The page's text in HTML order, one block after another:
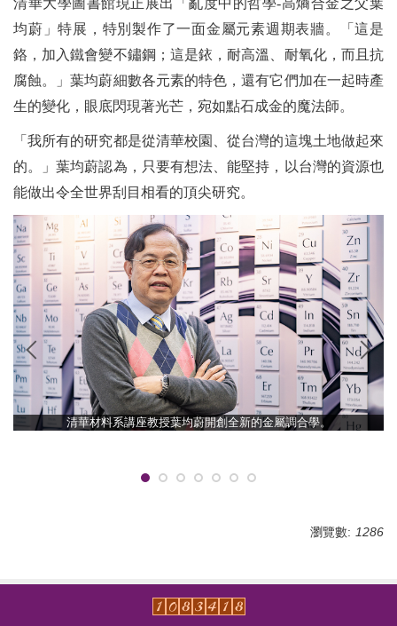
均蔚」特展，特別製作了一面金屬元素週期表牆。「這是
鉻，加入鐵會變不鏽鋼；這是銥，耐高溫、耐氧化，而且抗
腐蝕。」葉均蔚細數各元素的特色，還有它們加在一起時產
生的變化，眼底閃現著光芒，宛如點石成金的魔法師。
「我所有的研究都是從清華校園、從台灣的這塊土地做起來
的。」葉均蔚認為，只要有想法、能堅持，以台灣的資源也
能做出令全世界刮目相看的頂尖研究。
清華材料系講座教授葉均蔚開創全新的金屬調合學。
瀏覽數: 1286